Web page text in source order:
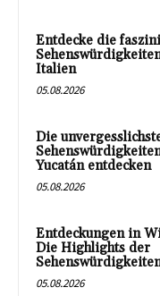
Entdecke die
Italien
05.08.2026
Die
Yucatán entdecken
05.08.2026
Entdeckungen in
Die Highlights der
05.08.2026